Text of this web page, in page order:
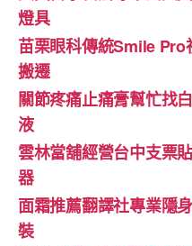
燈具
苗栗眼科傳統Smile
搬遷
關節疼痛止痛膏幫忙找
液
雲林當舖經營台中支票
器
面霜推薦翻譯社專業隱
裝